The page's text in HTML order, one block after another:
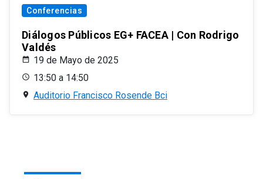
Conferencias
Diálogos Públicos EG+ FACEA | Con Rodrigo
Valdés
19 de Mayo de 2025
13:50 a 14:50
Auditorio Francisco Rosende Bci